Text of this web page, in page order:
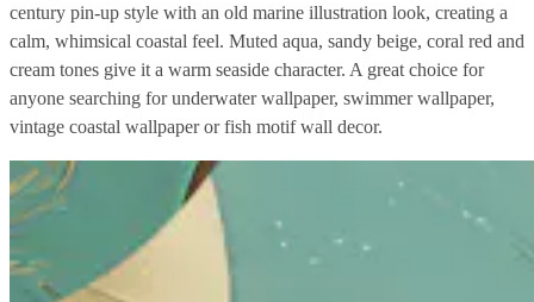
century pin-up style with an old marine illustration look, creating a
calm, whimsical coastal feel. Muted aqua, sandy beige, coral red and
cream tones give it a warm seaside character. A great choice for
anyone searching for underwater wallpaper, swimmer wallpaper,
vintage coastal wallpaper or fish motif wall decor.